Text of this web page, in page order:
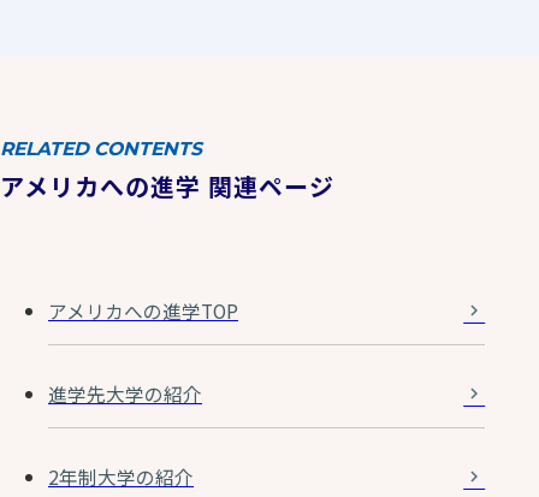
RELATED CONTENTS
アメリカへの進学 関連ページ
アメリカへの進学TOP
進学先大学の紹介
2年制大学の紹介